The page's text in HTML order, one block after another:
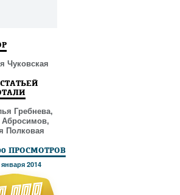
Чуковская
Гребнева,
Абросимов,
Полковая
ПРОСМОТРОВ
января 2014